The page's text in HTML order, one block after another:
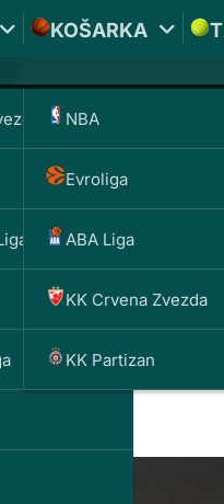
KOŠARKA
NBA
Evroliga
ABA Liga
KK Crvena Zvezda
KK Partizan